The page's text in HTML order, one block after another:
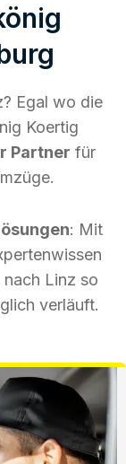
Egal wo die
Koertig
Partner für
: Mit
Linz so
verläuft.